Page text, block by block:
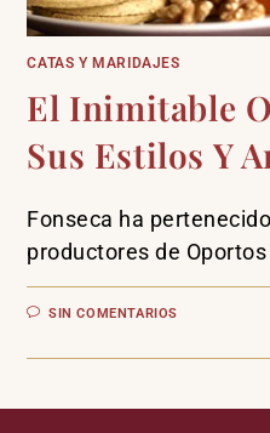
CATAS Y MARIDAJES
El Inimitable
Sus Estilos Y
Fonseca ha
productores de
SIN COMENTARIOS